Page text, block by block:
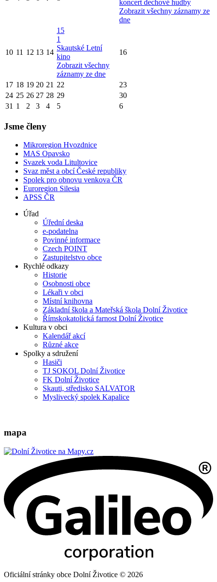
koncert dechové hudby
Zobrazit všechny záznamy ze
dne
10 11 12 13 14
15
1
Skautské Letní
kino
Zobrazit všechny
záznamy ze dne
16
17 18 19 20 21 22
23
24 25 26 27 28 29
30
31 1 2 3 4 5 6
Jsme členy
Mikroregion Hvozdnice
MAS Opavsko
Svazek voda Litultovice
Svaz měst a obcí České republiky
Spolek pro obnovu venkova ČR
Euroregion Silesia
APSS ČR
Úřad
Úřední deska
e-podatelna
Povinné informace
Czech POINT
Zastupitelstvo obce
Rychlé odkazy
Historie
Osobnosti obce
Lékaři v obci
Místní knihovna
Základní škola a Mateřská škola Dolní Životice
Římskokatolická farnost Dolní Životice
Kultura v obci
Kalendář akcí
Různé akce
Spolky a sdružení
Hasiči
TJ SOKOL Dolní Životice
FK Dolní Životice
Skauti, středisko SALVATOR
Myslivecký spolek Kapalice
mapa
Oficiální stránky obce Dolní Životice © 2026